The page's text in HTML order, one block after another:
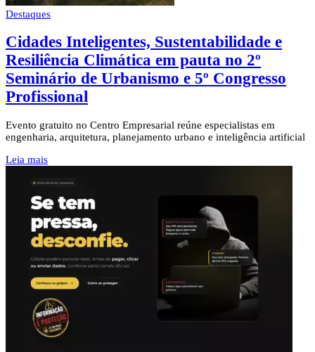
Destaques
Cidades Inteligentes, Sustentabilidade e
Resiliência Climática em pauta no 2º
Seminário de Urbanismo e 5º Congresso
Profissional
Evento gratuito no Centro Empresarial reúne especialistas em
engenharia, arquitetura, planejamento urbano e inteligência artificial
Leia mais